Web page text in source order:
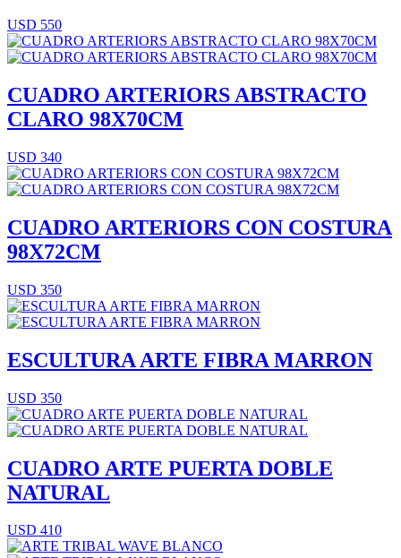
USD 550
CUADRO ARTERIORS ABSTRACTO
CLARO 98X70CM
USD 340
CUADRO ARTERIORS CON COSTURA
98X72CM
USD 350
ESCULTURA ARTE FIBRA MARRON
USD 350
CUADRO ARTE PUERTA DOBLE
NATURAL
USD 410